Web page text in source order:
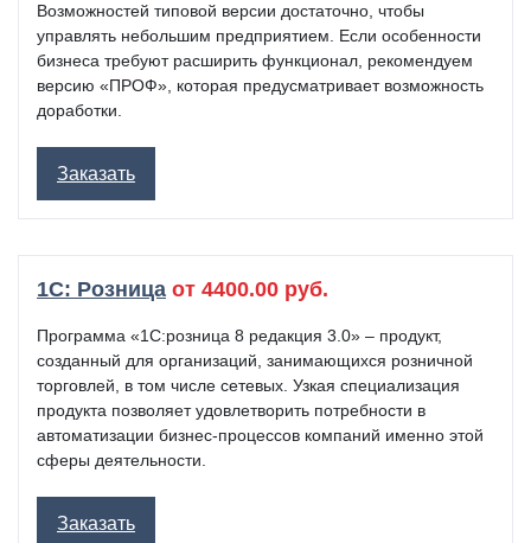
Возможностей типовой версии достаточно, чтобы
управлять небольшим предприятием. Если особенности
бизнеса требуют расширить функционал, рекомендуем
версию «ПРОФ», которая предусматривает возможность
доработки.
Заказать
1C: Розница от 4400.00 руб.
Программа «1С:розница 8 редакция 3.0» – продукт,
созданный для организаций, занимающихся розничной
торговлей, в том числе сетевых. Узкая специализация
продукта позволяет удовлетворить потребности в
автоматизации бизнес-процессов компаний именно этой
сферы деятельности.
Заказать